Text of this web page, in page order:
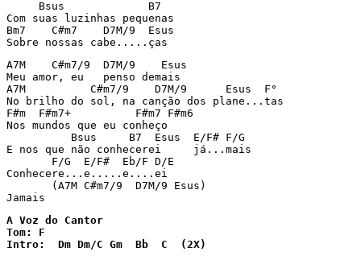
     Bsus             B7
Com suas luzinhas pequenas
Bm7    C#m7    D7M/9  Esus
Sobre nossas cabe.....ças
A7M    C#m7/9  D7M/9    Esus
Meu amor, eu   penso demais
A7M          C#m7/9    D7M/9      Esus  F°
No brilho do sol, na canção dos plane...tas
F#m  F#m7+          F#m7 F#m6
Nos mundos que eu conheço
          Bsus     B7  Esus  E/F# F/G
E nos que não conhecerei     já...mais
       F/G  E/F#  Eb/F D/E
Conhecere...e.....e....ei
       (A7M C#m7/9  D7M/9 Esus)
Jamais
A Voz do Cantor
Tom: F
Intro:  Dm Dm/C Gm  Bb  C  (2X)